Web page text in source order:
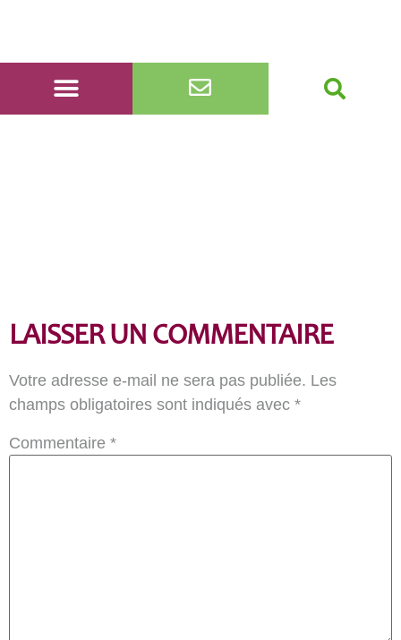
LAISSER UN COMMENTAIRE
Votre adresse e-mail ne sera pas publiée. Les
champs obligatoires sont indiqués avec *
Commentaire *